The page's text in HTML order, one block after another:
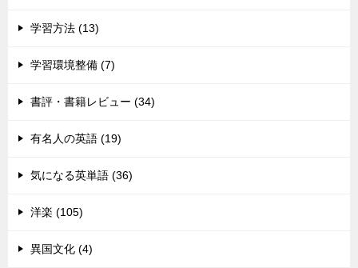
学習方法 (13)
学習環境整備 (7)
書評・書籍レビュー (34)
有名人の英語 (19)
気になる英単語 (36)
洋楽 (105)
異国文化 (4)